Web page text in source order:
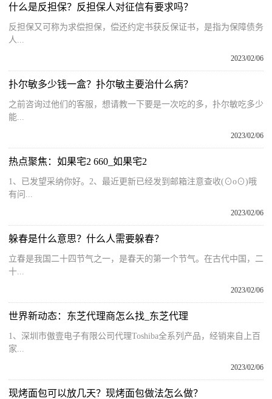
什么是反担保？反担保人对征信有要求吗？
反担保又可称为求偿担保，偿还约定书获反保证书，是指为保障债务
人...
2023/02/06
扑尔敏多少钱一盒？扑尔敏主要治什么病？
之前咨询过他们的客服，想请教一下要是一次吃的多，扑尔敏吃多少
能...
2023/02/06
热点聚焦：如果宅2 660_如果宅2
1、已发望采纳你好。2、最近更新已经发到邮箱注意查收(⊙o⊙)哦
有问...
2023/02/06
躲春是什么意思？什么人需要躲春？
立春是我国二十四节气之一，是春天的第一个节气。在古代中国，二
十...
2023/02/06
世界新动态：东芝代理商怎么找_东芝代理
1、深圳市傲壹电子有限公司代理Toshiba全系列产品，经销来自上百
家...
2023/02/06
现烤面包可以放几天？现烤面包做法怎么做？